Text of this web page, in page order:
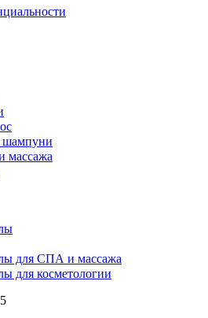
шампуни
массажа
для СПА и массажа
для косметологии